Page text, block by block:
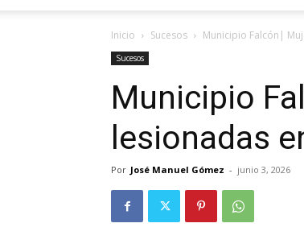
Inicio Sucesos Municipio Falcón|
Sucesos
Municipio
lesionadas
Por José Manuel Gómez - junio 3, 2026